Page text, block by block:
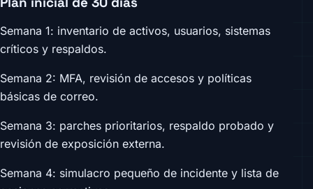
Semana 1: inventario de activos, usuarios, sistemas
críticos y respaldos.
Semana 2: MFA, revisión de accesos y políticas
básicas de correo.
Semana 3: parches prioritarios, respaldo probado y
revisión de exposición externa.
Semana 4: simulacro pequeño de incidente y lista de